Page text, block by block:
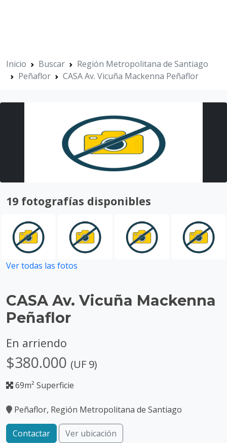
Inicio Buscar
Región Metropolitana de Santiago
Peñaflor
CASA Av. Vicuña Mackenna Peñaflor
19 fotografías disponibles
Ver todas las fotos
CASA Av. Vicuña Mackenna
Peñaflor
En arriendo
$380.000 (UF 9)
69m² Superficie
Peñaflor, Región Metropolitana de Santiago
Contactar
Ver ubicación